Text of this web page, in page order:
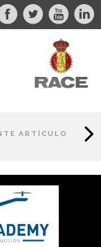
ARTÍCULO